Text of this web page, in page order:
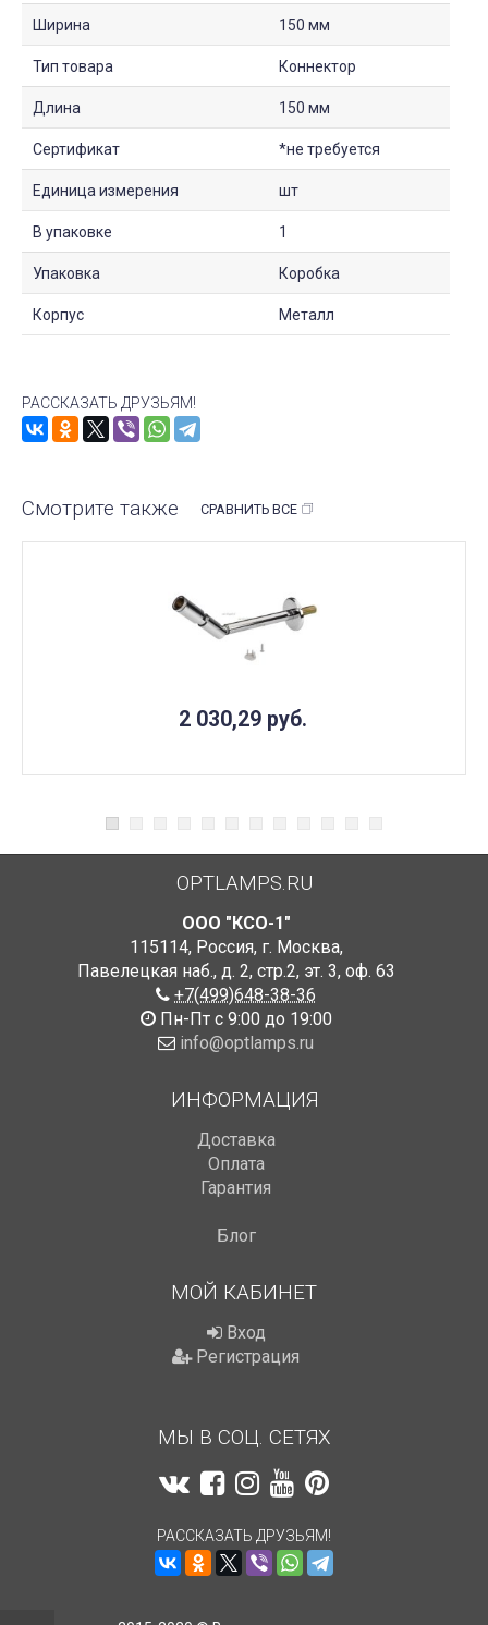
Ширина 150 мм
Тип товара Коннектор
Длина 150 мм
Сертификат *не требуется
Единица измерения шт
В упаковке 1
Упаковка Коробка
Корпус Металл
РАССКАЗАТЬ ДРУЗЬЯМ!
Смотрите также СРАВНИТЬ ВСЕ
2 030,29 руб.
OPTLAMPS.RU
ООО "КСО-1"
115114, Россия, г. Москва,
Павелецкая наб., д. 2, стр.2, эт. 3, оф. 63
+7(499)648-38-36
Пн-Пт с 9:00 до 19:00
info@optlamps.ru
ИНФОРМАЦИЯ
Доставка
Оплата
Гарантия
Блог
МОЙ КАБИНЕТ
Вход
Регистрация
МЫ В СОЦ. СЕТЯХ
РАССКАЗАТЬ ДРУЗЬЯМ!